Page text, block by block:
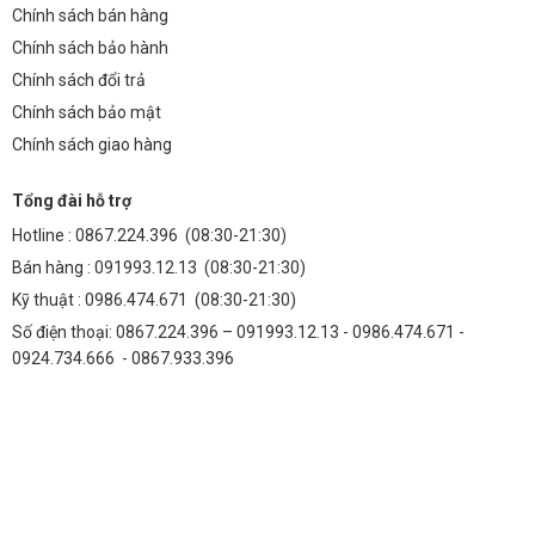
ở những nơi có nhiều bụi bẩn hoặc tiếp xúc trực tiếp với nước.
5. Tôi có thể mua MC-18a ở đâu?
Bạn có thể mua **MC-18a – Contactor LS – Khởi động từ LS 3P
18A** chính hãng tại Thành Đạt LED TDL. Chúng tôi cam kết cung
tận tình.
Liên kết hữu ích
Bạn có thể tham khảo thêm các sản phẩm tương tự:
MC-18b – Contactor LS – Khởi động từ LS 3P 18A
MC-9b – Contactor LS – Khởi động từ LS 3P 9A
Chính sách bán hàng
Chính sách bảo hành
Chính sách đổi trả
Chính sách bảo mật
Chính sách giao hàng
Tổng đài hỗ trợ
Hotline : 0867.224.396 (08:30-21:30)
Bán hàng : 091993.12.13 (08:30-21:30)
Kỹ thuật : 0986.474.671 (08:30-21:30)
Số điện thoại: 0867.224.396 – 091993.12.13 - 0986.474.671 -
0924.734.666 - 0867.933.396